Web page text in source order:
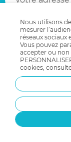
nos
du
Nous utilisons
mesurer
réseaux sociaux
Vous pouvez
accepter ou non
cookies,